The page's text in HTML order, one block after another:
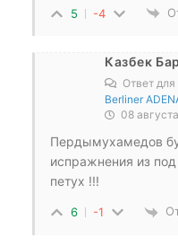
5 -4
Казбек
Ответ для
Berliner
08
Пердымухамедов
испражнения из
петух !!!
6 -1